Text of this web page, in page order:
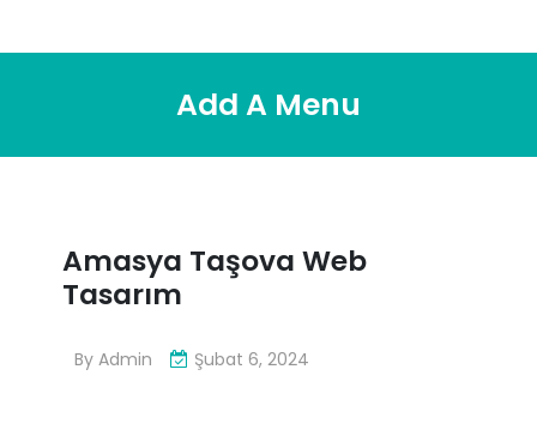
Add A Menu
Amasya Taşova Web
Tasarım
By Admin Şubat 6, 2024